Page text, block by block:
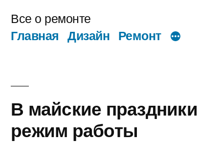
содержимому
Все о ремонте
Главная Дизайн Ремонт
В майские праздники
режим работы